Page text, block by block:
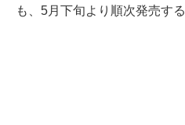
も、5月下旬より順次発売す